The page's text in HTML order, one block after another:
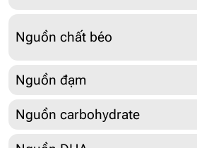
Nguồn chất béo
Nguồn đạm
Nguồn carbohydrate